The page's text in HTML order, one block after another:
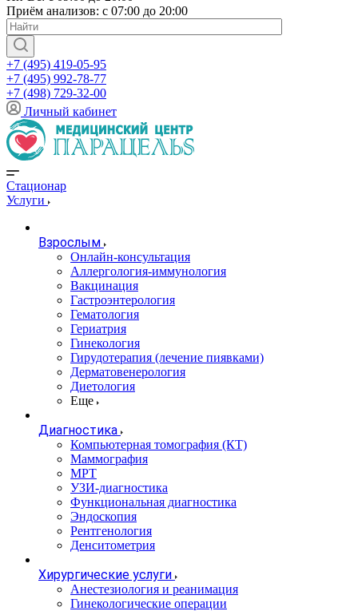
Приём анализов: с 07:00 до 20:00
+7 (495) 419-05-95
+7 (495) 992-78-77
+7 (498) 729-32-00
Личный кабинет
Стационар
Услуги
Взрослым
Онлайн-консультация
Аллергология-иммунология
Вакцинация
Гастроэнтерология
Гематология
Гериатрия
Гинекология
Гирудотерапия (лечение пиявками)
Дерматовенерология
Диетология
Еще
Диагностика
Компьютерная томография (КТ)
Маммография
МРТ
УЗИ-диагностика
Функциональная диагностика
Эндоскопия
Рентгенология
Денситометрия
Хирургические услуги
Анестезиология и реанимация
Гинекологические операции